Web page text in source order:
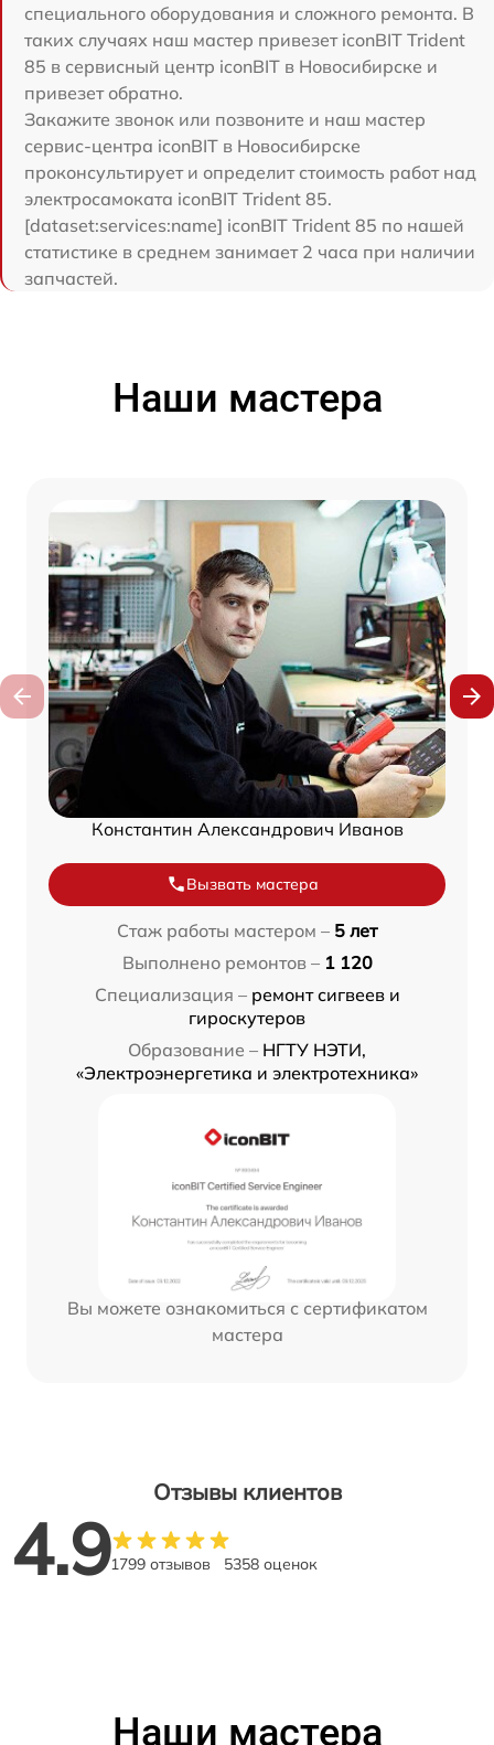
специального оборудования и сложного ремонта. В
таких случаях наш мастер привезет iconBIT Trident
85 в сервисный центр iconBIT в Новосибирске и
привезет обратно.
Закажите звонок или позвоните и наш мастер
сервис-центра iconBIT в Новосибирске
проконсультирует и определит стоимость работ над
электросамоката iconBIT Trident 85.
[dataset:services:name] iconBIT Trident 85 по нашей
статистике в среднем занимает 2 часа при наличии
запчастей.
Наши мастера
Константин Александрович Иванов
Вызвать мастера
Стаж работы мастером – 5 лет
Выполнено ремонтов – 1 120
Специализация – ремонт сигвеев и
гироскутеров
Образование – НГТУ НЭТИ,
«Электроэнергетика и электротехника»
Вы можете ознакомиться с сертификатом
мастера
Отзывы клиентов
4.91799 отзывов 5358 оценок
Наши мастера